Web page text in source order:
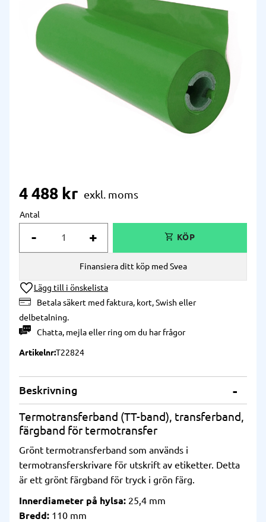
4 488 kr
Antal
+
-
Lägg till i önskelista
Betala säkert med faktura, kort, Swish eller
delbetalning.
Chatta, mejlaellerring om du har frågor
Finansiera ditt köp med Svea
ArtikelnrT22824
Beskrivning
Termotransferband (TT-band), transferband,
färgband för termotransfer
Grönt termotransferband som används i
termotransferskrivare för utskrift av etiketter. Detta
är ett grönt färgband för tryck i grön färg.
Innerdiameter på hylsa: 25,4 mm
Bredd: 110 mm